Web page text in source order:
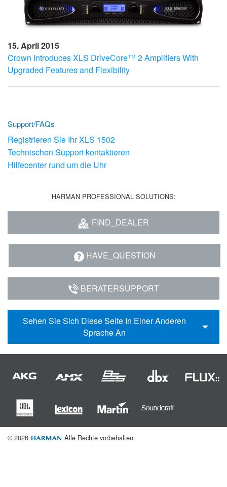
15. April 2015
Crown Introduces XLS DriveCore™ 2 Amplifiers With
Upgraded Features and Flexibility
Support/FAQs
Registrieren Sie Ihr XLS 1502
Technischen Support kontaktieren
Hilfecenter rund um die Uhr
HARMAN PROFESSIONAL SOLUTIONS:
FIND_DEALER
HAVE_QUESTION
BERATERSUPPORT
Sehen Sie Sich Diese Seite In Einer Anderen
Sprache An
© 2026 Alle Rechte vorbehalten.